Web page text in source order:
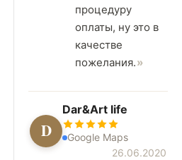
процедуру
оплаты, ну это в
качестве
пожелания.
D
Dar&Art life
Google Maps
26.06.2020